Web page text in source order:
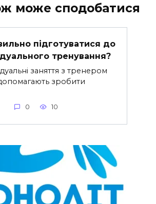
може сподобатися
підготуватися до
тренування?
заняття з тренером
зробити
0 10